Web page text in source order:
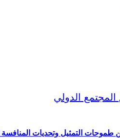
طموحات التمثيل وتحديات المنافسة